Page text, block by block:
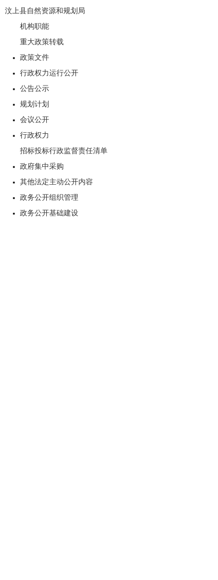
汶上县自然资源和规划局
机构职能
重大政策转载
政策文件
行政权力运行公开
公告公示
规划计划
会议公开
行政权力
招标投标行政监督责任清单
政府集中采购
其他法定主动公开内容
政务公开组织管理
政务公开基础建设